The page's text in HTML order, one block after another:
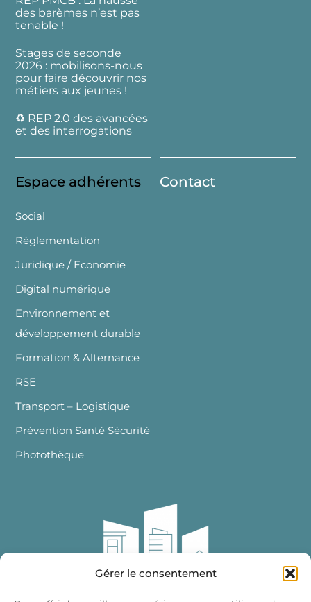
Gérer le consentement
des barèmes n’est pas
tenable !
Stages de seconde
2026 : mobilisons-nous
pour faire découvrir nos
métiers aux jeunes !
♻️ REP 2.0 des avancées
et des interrogations
Espace adhérents
Social
Réglementation
Juridique / Economie
Digital numérique
Environnement et
développement durable
Formation & Alternance
RSE
Transport – Logistique
Prévention Santé Sécurité
Photothèque
Contact